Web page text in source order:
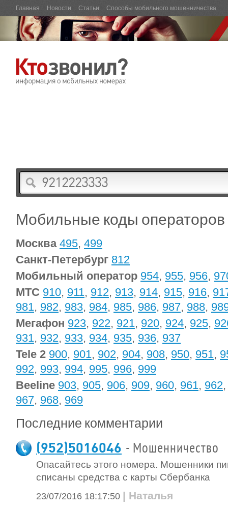
Главная Новости Статьи Способы мобильного мошенничества
Мобильные коды операторов
Москва 495, 499
Санкт-Петербург 812
Мобильный оператор 954, 955, 956,
МТС 910, 911, 912, 913, 914, 915, 916,
981, 982, 983, 984, 985, 986, 987, 988,
Мегафон 923, 922, 921, 920, 924, 925,
931, 932, 933, 934, 935, 936, 937
Tele 2 900, 901, 902, 904, 908, 950, 951,
992, 993, 994, 995, 996, 999
Beeline 903, 905, 906, 909, 960, 961, 962
967, 968, 969
Последние комментарии
(952)5016046 - Мошенничество
Опасайтесь этого номера. Мошенники
списаны средства с карты Сбербанка
23/07/2016 18:17:50 | Наталья